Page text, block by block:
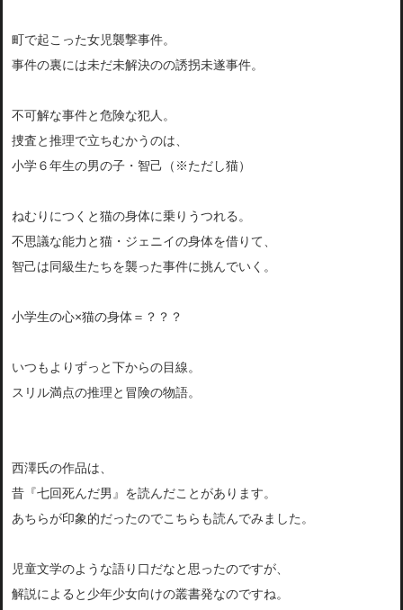
町で起こった女児襲撃事件。
事件の裏には未だ未解決のの誘拐未遂事件。
不可解な事件と危険な犯人。
捜査と推理で立ちむかうのは、
小学６年生の男の子・智己（※ただし猫）
ねむりにつくと猫の身体に乗りうつれる。
不思議な能力と猫・ジェニイの身体を借りて、
智己は同級生たちを襲った事件に挑んでいく。
小学生の心×猫の身体＝？？？
いつもよりずっと下からの目線。
スリル満点の推理と冒険の物語。
西澤氏の作品は、
昔『七回死んだ男』を読んだことがあります。
あちらが印象的だったのでこちらも読んでみました。
児童文学のような語り口だなと思ったのですが、
解説によると少年少女向けの叢書発なのですね。